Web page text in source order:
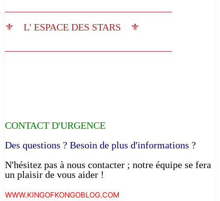
⚜️ L' ESPACE DES STARS ⚜️
CONTACT D'URGENCE
Des questions ? Besoin de plus d'informations ?
N'hésitez pas à nous contacter ; notre équipe se fera
un plaisir de vous aider !
WWW.KINGOFKONGOBLOG.COM